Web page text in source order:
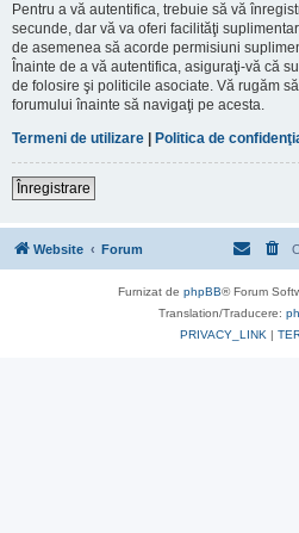
Pentru a vă autentifica, trebuie să vă
secunde, dar vă va oferi facilităţi
de asemenea să acorde permisiuni
Înainte de a vă autentifica, asiguraţi-vă că
de folosire şi politicile asociate. Vă rugăm
forumului înainte să navigaţi pe acesta.
Termeni de utilizare | Politica de
Înregistrare
Website Forum
Furnizat de phpBB® Forum
Translation/Traducere:
PRIVACY_LINK |